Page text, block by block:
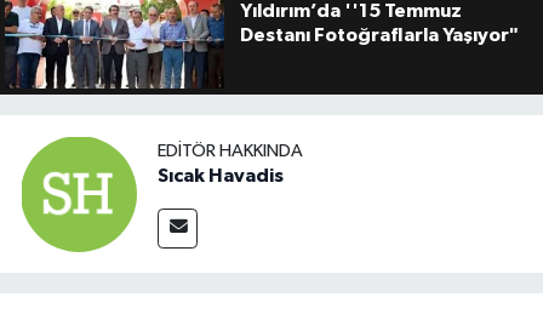
Yıldırım’da ''15 Temmuz
Destanı Fotoğraflarla Yaşıyor"
EDITÖR HAKKINDA
Sıcak Havadis